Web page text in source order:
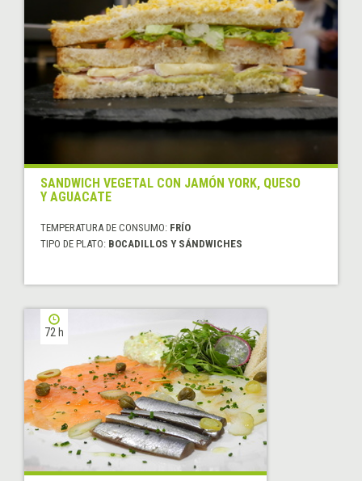
SANDWICH VEGETAL CON JAMÓN YORK, QUESO
Y AGUACATE
TEMPERATURA DE CONSUMO: FRÍO
TIPO DE PLATO: BOCADILLOS Y SÁNDWICHES
72 h